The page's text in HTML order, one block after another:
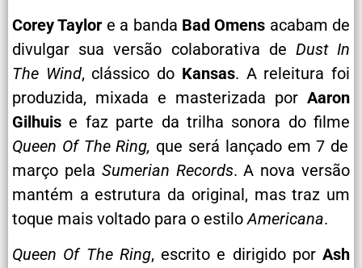
Corey Taylor e a banda Bad Omens acabam de
divulgar sua versão colaborativa de Dust In
The Wind, clássico do Kansas. A releitura foi
produzida, mixada e masterizada por Aaron
Gilhuis e faz parte da trilha sonora do filme
Queen Of The Ring, que será lançado em 7 de
março pela Sumerian Records. A nova versão
mantém a estrutura da original, mas traz um
toque mais voltado para o estiloAmericana.
Queen Of The Ring, escrito e dirigido por Ash